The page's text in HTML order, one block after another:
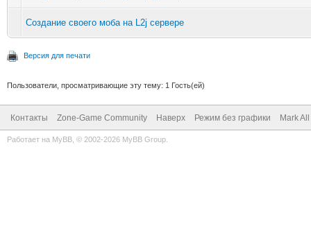
Создание своего моба на L2j сервере
Версия для печати
Пользователи, просматривающие эту тему: 1 Гость(ей)
Контакты Zone-Game Community Наверх Режим без графики Mark
Работает на MyBB , © 2002-2026 MyBB Group